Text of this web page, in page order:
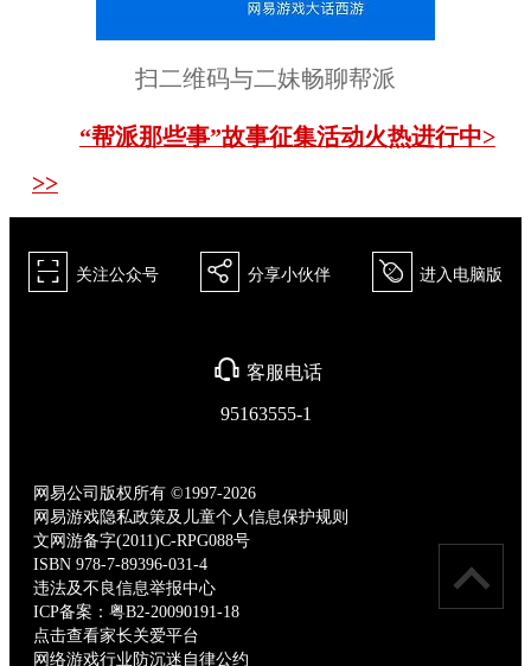
扫二维码与二妹畅聊帮派
“帮派那些事”故事征集活动火热进行中>
>>
򰀁 关注公众号 򰀂 分享小伙伴 򰀄 进入电脑版
򰀃 客服电话
95163555-1
网易公司版权所有 ©1997-2026
网易游戏隐私政策及儿童个人信息保护规则
文网游备字(2011)C-RPG088号
ISBN 978-7-89396-031-4
违法及不良信息举报中心
ICP备案：粤B2-20090191-18
点击查看家长关爱平台
网络游戏行业防沉迷自律公约